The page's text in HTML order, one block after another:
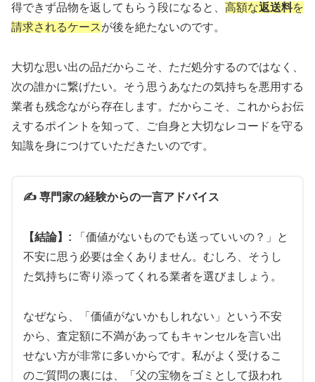
得できず品物を返してもらう段になると、 高額な返送料を
請求されるケースが後を絶たないのです。
大切な思い出の品だからこそ、ただ処分するのではなく、
次の誰かに繋げたい。そう思うあなたの気持ちを悪用する
業者も残念ながら存在します。だからこそ、これからお伝
えするポイントを知って、ご自身と大切なレコードを守る
知識を身につけていただきたいのです。
✍️ 専門家の経験からの一言アドバイス
【結論】: 「価値がないものでも送っていいの？」と
不安に思う必要は全くありません。むしろ、そうし
た気持ちに寄り添ってくれる業者を選びましょう。
なぜなら、「価値がないかもしれない」という不安
から、査定額に不満があってもキャンセルを言い出
せない方が非常に多いからです。私がよく受けるこ
のご質問の裏には、「父の宝物をゴミとして扱われ